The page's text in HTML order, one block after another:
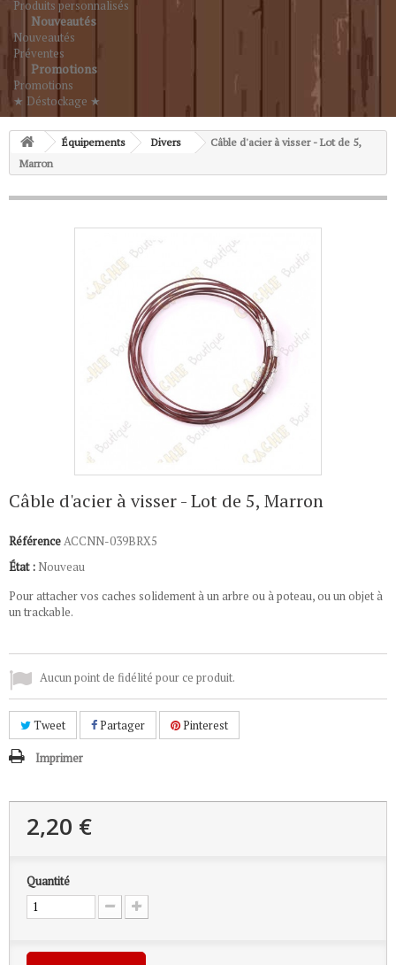
Produits personnalisés
Nouveautés
Nouveautés
Préventes
Promotions
Promotions
★ Déstockage ★
Équipements Divers
Câble d'acier à visser - Lot de 5,
Marron
Câble d'acier à visser - Lot de 5, Marron
RéférenceACCNN-039BRX5
État : Nouveau
Pour attacher vos caches solidement à un arbre ou à poteau, ou un objet à
un trackable.
Aucun point de fidélité pour ce produit.
Tweet Partager Pinterest
Imprimer
2,20 €
Quantité